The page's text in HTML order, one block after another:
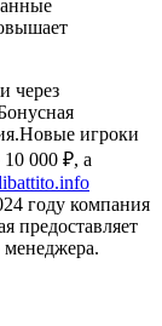
через
игроки
000 ₽, а
году компания
предоставляет